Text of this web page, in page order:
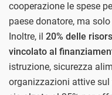
cooperazione le spese
paese donatore, ma
Inoltre, il 20% delle
vincolato al
istruzione, sicurezza
organizzazioni attive